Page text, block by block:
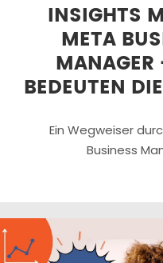
INSIGHTS
META
BEDEUTEN
Ein Wegweiser
Business